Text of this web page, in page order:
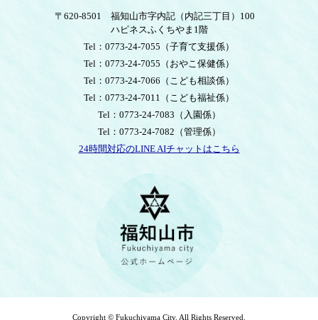
〒620-8501 福知山市字内記（内記三丁目）100
ハピネスふくちやま1階
Tel：0773-24-7055 （子育て支援係）
Tel：0773-24-7055 （おやこ保健係）
Tel：0773-24-7066 （こども相談係）
Tel：0773-24-7011 （こども福祉係）
Tel：0773-24-7083 （入園係）
Tel：0773-24-7082 （管理係）
24時間対応のLINE AIチャットはこちら
Copyright © Fukuchiyama City. All Rights Reserved.